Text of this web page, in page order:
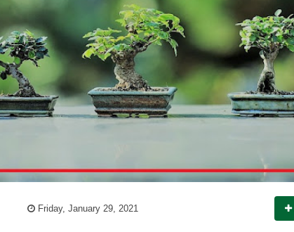
Friday, January 29, 2021